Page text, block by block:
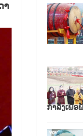
າ​
ກຳລັງເພື່ອ